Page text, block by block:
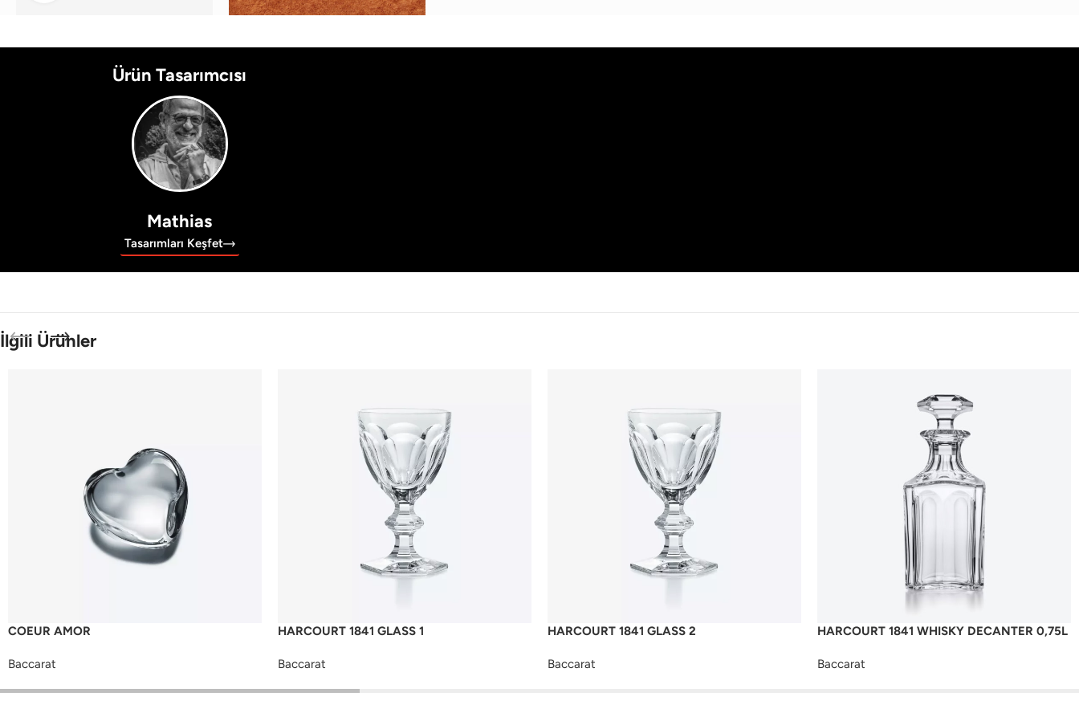
Ürün Tasarımcısı
Mathias
Tasarımları Keşfet
İlgili Ürünler
COEUR AMOR
Baccarat
HARCOURT 1841 GLASS 1
Baccarat
HARCOURT 1841 GLASS 2
Baccarat
HARCOURT 1841 WHISKY DECANTER 0,75L
Baccarat